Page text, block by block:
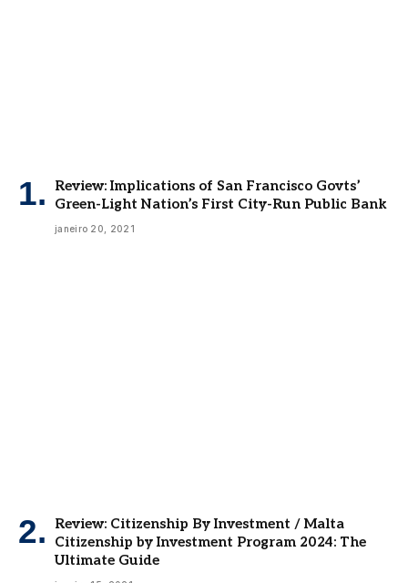
Review: Implications of San Francisco Govts’
Green-Light Nation’s First City-Run Public Bank
janeiro 20, 2021
Review: Citizenship By Investment / Malta
Citizenship by Investment Program 2024: The
Ultimate Guide